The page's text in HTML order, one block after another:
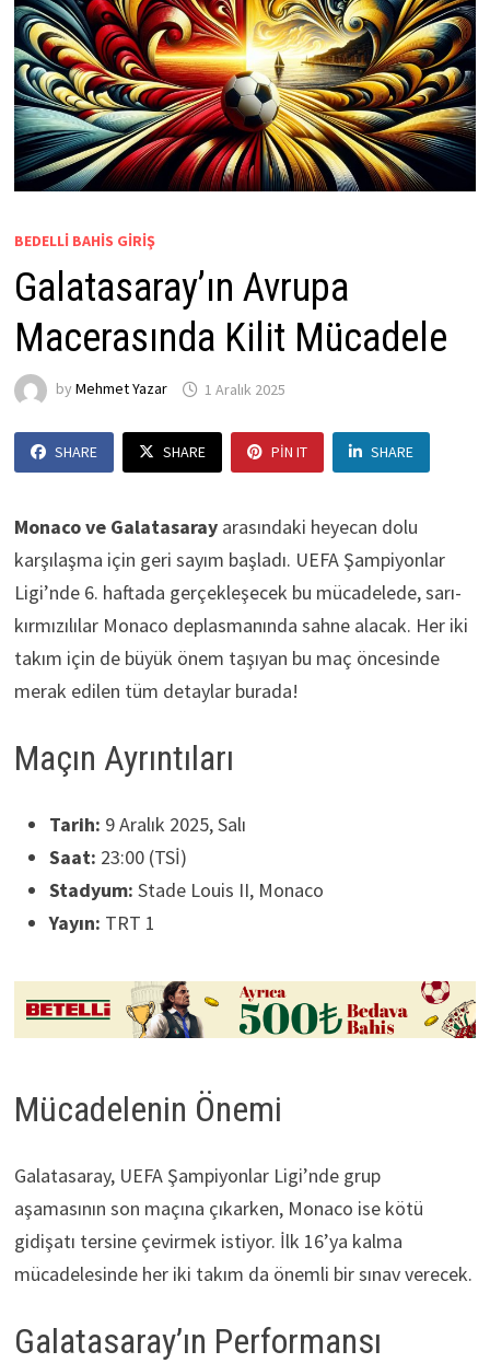
BEDELLI BAHIS GIRIŞ
Galatasaray’ın Avrupa
Macerasında Kilit Mücadele
by Mehmet Yazar 1 Aralık 2025
SHARE SHARE PIN IT SHARE
Monaco ve Galatasarayarasındaki heyecan dolu
karşılaşma için geri sayım başladı. UEFA Şampiyonlar
Ligi’nde 6. haftada gerçekleşecek bu mücadelede, sarı-
kırmızılılar Monaco deplasmanında sahne alacak. Her iki
takım için de büyük önem taşıyan bu maç öncesinde
merak edilen tüm detaylar burada!
Maçın Ayrıntıları
Tarih: 9 Aralık 2025, Salı
Saat: 23:00 (TSİ)
Stadyum: Stade Louis II, Monaco
Yayın: TRT 1
Mücadelenin Önemi
Galatasaray, UEFA Şampiyonlar Ligi’nde grup
aşamasının son maçına çıkarken, Monaco ise kötü
gidişatı tersine çevirmek istiyor. İlk 16’ya kalma
mücadelesinde her iki takım da önemli bir sınav verecek.
Galatasaray’ın Performansı